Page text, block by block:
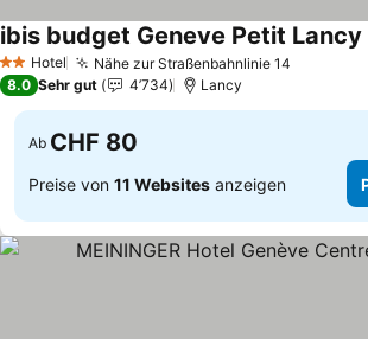
2 Sterne
Hotel Nähe zur Straßenbahnlinie 14
ibis budget Geneve Petit Lancy
8.0 Sehr gut 4’734 Lancy
Ab CHF 80
Preise von 11 Websites anzeigen